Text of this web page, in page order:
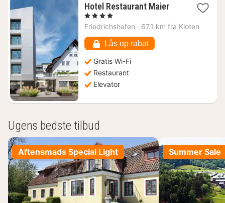
Hotel Restaurant Maier1
fra
, 4 Stjerner
Friedrichshafen · 67.1 km fra Kloten
Lås op rabat
Gratis Wi-Fi
Restaurant
Elevator
Ugens bedste tilbud
Aftensmads Special Light Summer Sale